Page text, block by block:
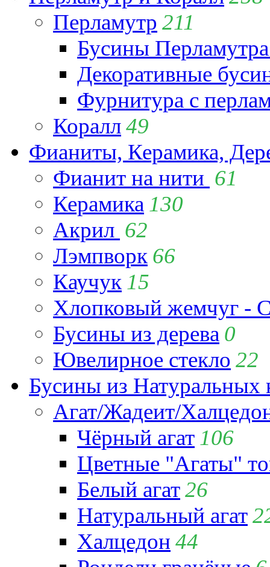
Перламутр 211
Бусины
Декоративные
Фурнитура с
Коралл49
Фианиты, Керамика,
Фианит на нити 61
Керамика 130
Акрил 62
Лэмпворк 66
Каучук 15
Хлопковый жемчуг -
Бусины из дерева 0
Ювелирное стекло 22
Бусины из Натуральных
Агат/Жадеит/
Чёрный агат 106
Цветные "Агаты"
Белый агат26
Натуральный агат
Халцедон 44